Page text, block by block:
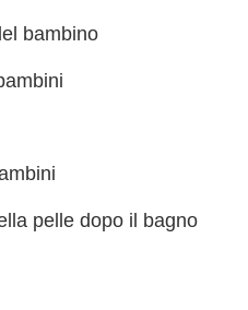
bambino
pelle dopo il bagno